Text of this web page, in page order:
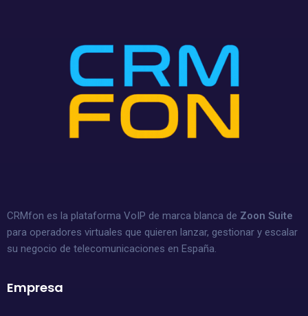
CRMfon es la plataforma VoIP de marca blanca de Zoon Suite
para operadores virtuales que quieren lanzar, gestionar y escalar
su negocio de telecomunicaciones en España.
Empresa